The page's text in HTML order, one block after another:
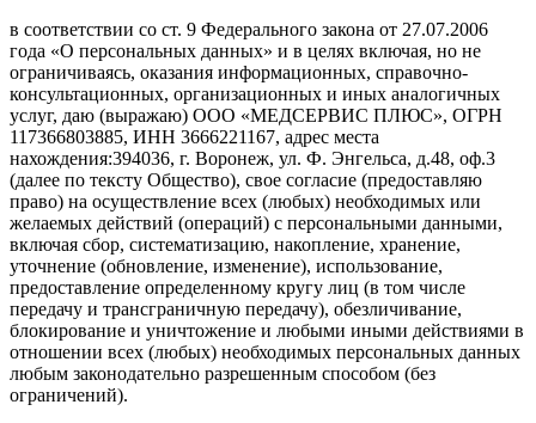
в соответствии со ст. 9 Федерального закона от 27.07.2006
года «О персональных данных» и в целях включая, но не
ограничиваясь, оказания информационных, справочно-
консультационных, организационных и иных аналогичных
услуг, даю (выражаю) ООО «МЕДСЕРВИС ПЛЮС», ОГРН
117366803885, ИНН 3666221167, адрес места
нахождения:394036, г. Воронеж, ул. Ф. Энгельса, д.48, оф.3
(далее по тексту Общество), свое согласие (предоставляю
право) на осуществление всех (любых) необходимых или
желаемых действий (операций) с персональными данными,
включая сбор, систематизацию, накопление, хранение,
уточнение (обновление, изменение), использование,
предоставление определенному кругу лиц (в том числе
передачу и трансграничную передачу), обезличивание,
блокирование и уничтожение и любыми иными действиями в
отношении всех (любых) необходимых персональных данных
любым законодательно разрешенным способом (без
ограничений).